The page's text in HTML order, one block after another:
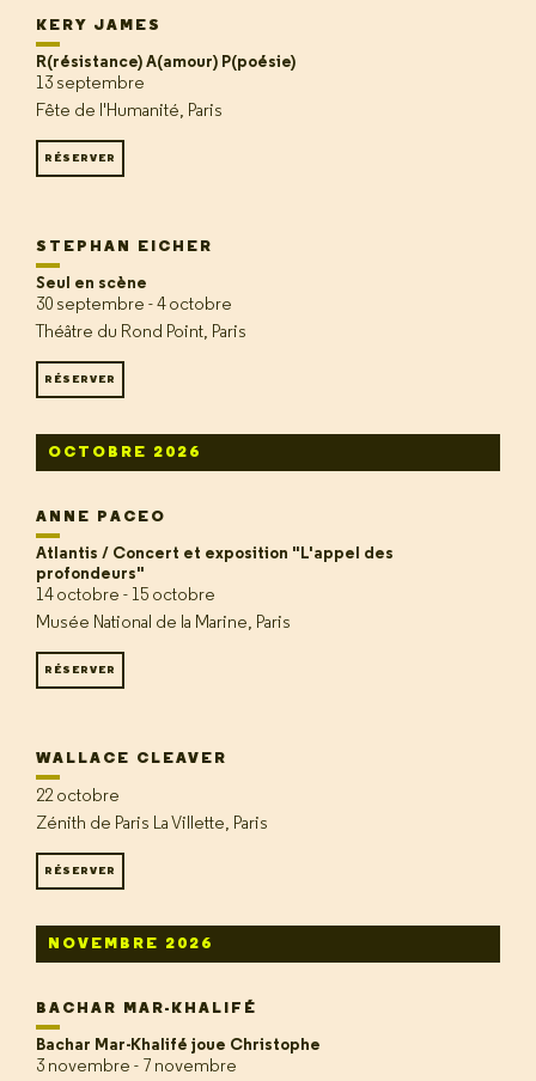
KERY JAMES
R(résistance) A(amour) P(poésie)
13 septembre
Fête de l'Humanité, Paris
RÉSERVER
STEPHAN EICHER
Seul en scène
30 septembre - 4 octobre
Théâtre du Rond Point, Paris
RÉSERVER
OCTOBRE 2026
ANNE PACEO
Atlantis / Concert et exposition "L'appel des
profondeurs"
14 octobre - 15 octobre
Musée National de la Marine, Paris
RÉSERVER
WALLACE CLEAVER
22 octobre
Zénith de Paris La Villette, Paris
RÉSERVER
NOVEMBRE 2026
BACHAR MAR-KHALIFÉ
Bachar Mar-Khalifé joue Christophe
3 novembre - 7 novembre